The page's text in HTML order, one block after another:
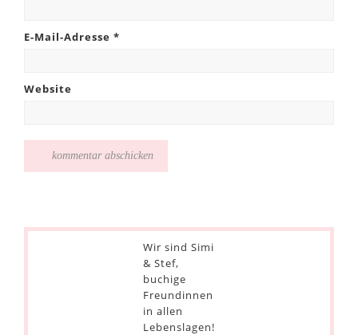
E-Mail-Adresse *
Website
Wir sind Simi
& Stef,
buchige
Freundinnen
in allen
Lebenslagen!